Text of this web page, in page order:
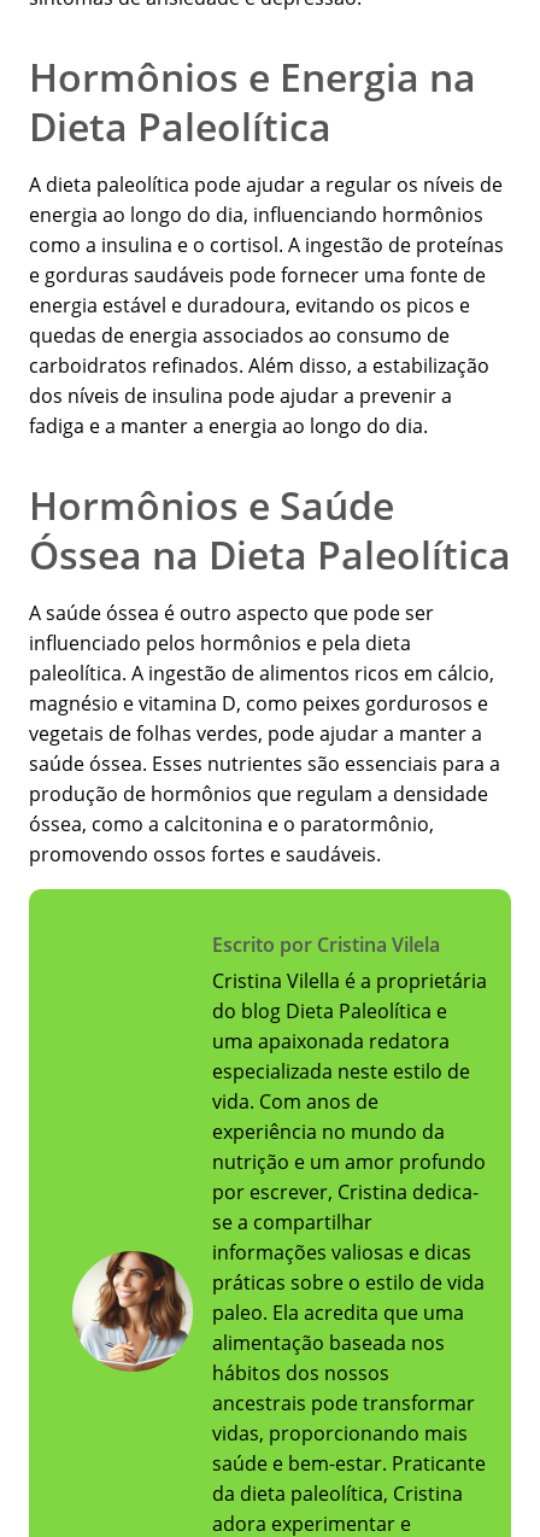
Hormônios e Energia na
Dieta Paleolítica
A dieta paleolítica pode ajudar a regular os níveis de
energia ao longo do dia, influenciando hormônios
como a insulina e o cortisol. A ingestão de proteínas
e gorduras saudáveis pode fornecer uma fonte de
energia estável e duradoura, evitando os picos e
quedas de energia associados ao consumo de
carboidratos refinados. Além disso, a estabilização
dos níveis de insulina pode ajudar a prevenir a
fadiga e a manter a energia ao longo do dia.
Hormônios e Saúde
Óssea na Dieta Paleolítica
A saúde óssea é outro aspecto que pode ser
influenciado pelos hormônios e pela dieta
paleolítica. A ingestão de alimentos ricos em cálcio,
magnésio e vitamina D, como peixes gordurosos e
vegetais de folhas verdes, pode ajudar a manter a
saúde óssea. Esses nutrientes são essenciais para a
produção de hormônios que regulam a densidade
óssea, como a calcitonina e o paratormônio,
promovendo ossos fortes e saudáveis.
Escrito por Cristina Vilela
Cristina Vilella é a proprietária
do blog Dieta Paleolítica e
uma apaixonada redatora
especializada neste estilo de
vida. Com anos de
experiência no mundo da
nutrição e um amor profundo
por escrever, Cristina dedica-
se a compartilhar
informações valiosas e dicas
práticas sobre o estilo de vida
paleo. Ela acredita que uma
alimentação baseada nos
hábitos dos nossos
ancestrais pode transformar
vidas, proporcionando mais
saúde e bem-estar. Praticante
da dieta paleolítica, Cristina
adora experimentar e